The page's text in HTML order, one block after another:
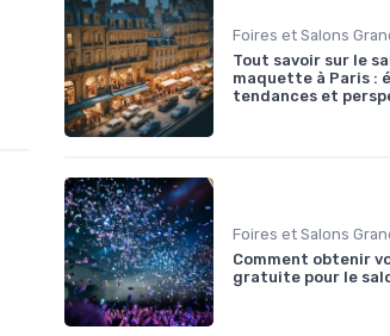
Tout savoir sur le
maquette à Paris :
tendances et
Comment obtenir
gratuite pour le